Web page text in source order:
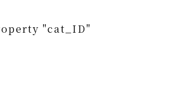
"cat_ID"